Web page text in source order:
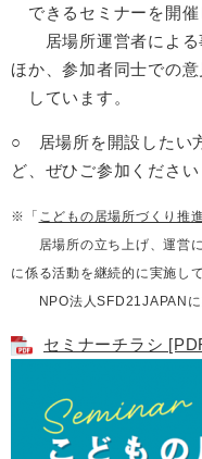
できるセミナーを開催
居場所運営者による
ほか、参加者同士での
しています。
○ 居場所を開設したい
ど、ぜひご参加ください
※「 こどもの居場所づくり推
居場所の立ち上げ、運営に
に係る活動を継続的に実施し
NPO法人SFD21JAPANに
セミナーチラシ